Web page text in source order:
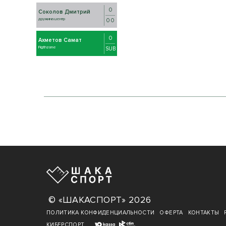
Соколов Дмитрий
дружина центр
0
0 0
Ахметов Самат
Figthzone
0
SUB
© «ШАКАСПОРТ» 2026
ПОЛИТИКА КОНФИДЕНЦИАЛЬНОСТИ ОФЕРТА КОНТАКТЫ